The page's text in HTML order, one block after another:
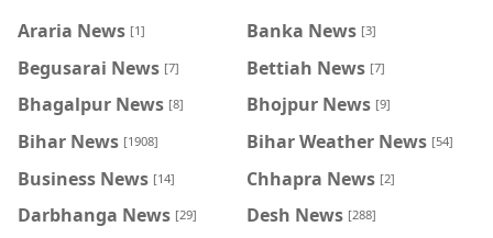
Araria News [1] Banka News [3]
Begusarai News [7] Bettiah News [7]
Bhagalpur News [8] Bhojpur News [9]
Bihar News [1908] Bihar Weather News [54]
Business News [14] Chhapra News [2]
Darbhanga News [29] Desh News [288]